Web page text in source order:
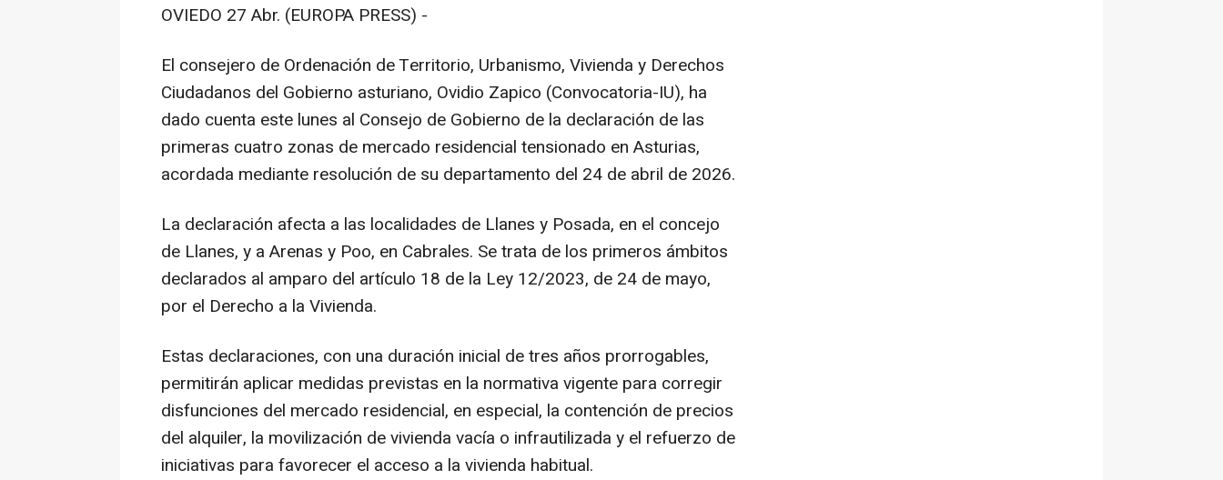
OVIEDO 27 Abr. (EUROPA PRESS) -
El consejero de Ordenación de Territorio, Urbanismo, Vivienda y Derechos
Ciudadanos del Gobierno asturiano, Ovidio Zapico (Convocatoria-IU), ha
dado cuenta este lunes al Consejo de Gobierno de la declaración de las
primeras cuatro zonas de mercado residencial tensionado en Asturias,
acordada mediante resolución de su departamento del 24 de abril de 2026.
La declaración afecta a las localidades de Llanes y Posada, en el concejo
de Llanes, y a Arenas y Poo, en Cabrales. Se trata de los primeros ámbitos
declarados al amparo del artículo 18 de la Ley 12/2023, de 24 de mayo,
por el Derecho a la Vivienda.
Estas declaraciones, con una duración inicial de tres años prorrogables,
permitirán aplicar medidas previstas en la normativa vigente para corregir
disfunciones del mercado residencial, en especial, la contención de precios
del alquiler, la movilización de vivienda vacía o infrautilizada y el refuerzo de
iniciativas para favorecer el acceso a la vivienda habitual.